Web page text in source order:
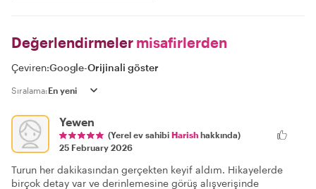
Değerlendirmeler misafirlerden
Çeviren:Google-Orijinali göster
Sıralama:
Yewen
(Yerel ev sahibi Harish hakkında)
25 February 2026
Turun her dakikasından gerçekten keyif aldım. Hikayelerde
birçok detay var ve derinlemesine görüş alışverişinde